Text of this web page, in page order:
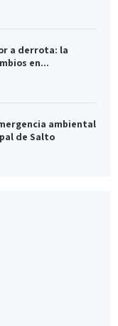
a derrota: la
en...
ambiental
de Salto